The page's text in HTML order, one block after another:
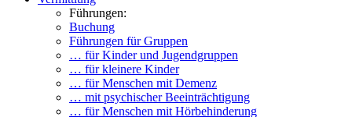
Führungen:
Buchung
Führungen für Gruppen
… für Kinder und Jugendgruppen
… für kleinere Kinder
… für Menschen mit Demenz
… mit psychischer Beeinträchtigung
… für Menschen mit Hörbehinderung